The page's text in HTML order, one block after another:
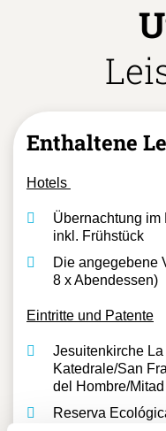
Enthaltene
Hotels
Übernachtung im
inkl. Frühstück
Die angegebene
8 x Abendessen)
Eintritte und Patente
Jesuitenkirche
Katedrale/San
del Hombre/
Reserva